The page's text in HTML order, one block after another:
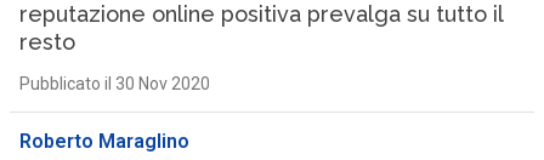
reputazione online positiva prevalga su tutto il
resto
Pubblicato il 30 Nov 2020
Roberto Maraglino